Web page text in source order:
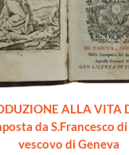
ALLA VITA
da S.Francesco di
vescovo di Geneva